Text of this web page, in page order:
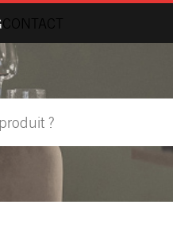
CONTACT